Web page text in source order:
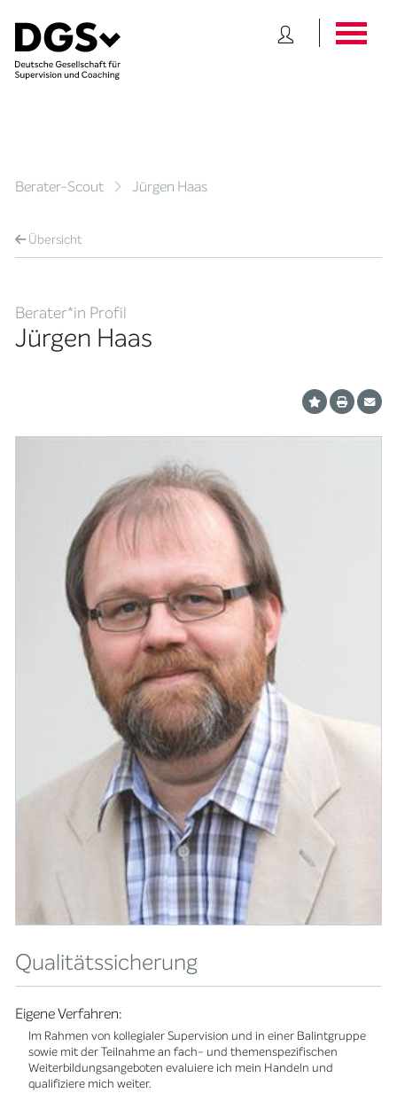
Berater-Scout Jürgen Haas
Übersicht
Berater*in Profil
Jürgen Haas
Qualitätssicherung
Eigene Verfahren:
Im Rahmen von kollegialer Supervision und in einer Balintgruppe
sowie mit der Teilnahme an fach- und themenspezifischen
Weiterbildungsangeboten evaluiere ich mein Handeln und
qualifiziere mich weiter.